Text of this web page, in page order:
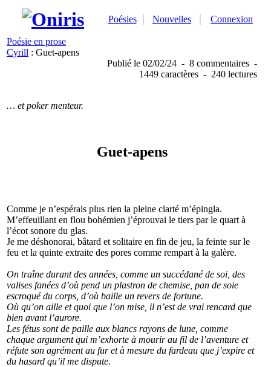
Poésies Nouvelles Connexion
Poésie en prose
Cyrill : Guet-apens
Publié le 02/02/24 - 8 commentaires -
1449 caractères - 240 lectures
… et poker menteur.
Guet-apens
Comme je n’espérais plus rien la pleine clarté m’épingla.
M’effeuillant en flou bohémien j’éprouvai le tiers par le quart à
l’écot sonore du glas.
Je me déshonorai, bâtard et solitaire en fin de jeu, la feinte sur le
feu et la quinte extraite des pores comme rempart à la galère.
On traîne durant des années, comme un succédané de soi, des
valises fanées d’où pend un plastron de chemise, pan de soie
escroqué du corps, d’où baille un revers de fortune.
Où qu’on aille et quoi que l’on mise, il n’est de vrai rencard que
bien avant l’aurore.
Les fétus sont de paille aux blancs rayons de lune, comme
chaque argument qui m’exhorte à mourir au fil de l’aventure et
réfute son agrément au fur et à mesure du fardeau que j’expire et
du hasard qu’il me dispute.